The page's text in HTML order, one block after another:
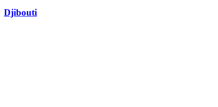
Djibouti